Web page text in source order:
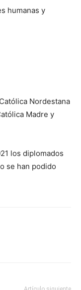
humanas y
Nordestana
Madre y
los diplomados
se han podido